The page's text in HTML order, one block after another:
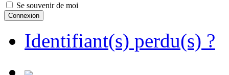
Se souvenir de moi
Identifiant(s) perdu(s) ?